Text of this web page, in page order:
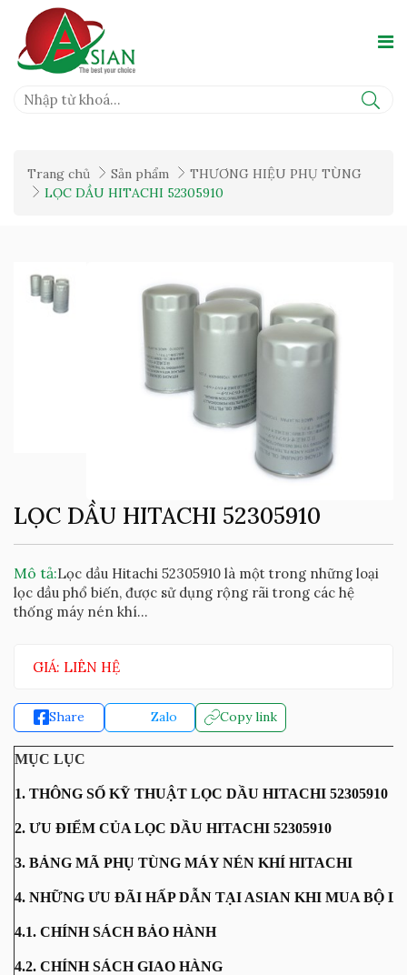
Trang chủ Sản phẩm
THƯƠNG HIỆU PHỤ TÙNG
LỌC DẦU HITACHI 52305910
LỌC DẦU HITACHI 52305910
Mô tả:Lọc dầu Hitachi 52305910 là một trong những loại
lọc dầu phổ biến, được sử dụng rộng rãi trong các hệ
thống máy nén khí...
GIÁ: LIÊN HỆ
Share Zalo Copy link
MỤC LỤC
1. THÔNG SỐ KỸ THUẬT LỌC DẦU HITACHI 52305910
2. ƯU ĐIỂM CỦA LỌC DẦU HITACHI 52305910
3. BẢNG MÃ PHỤ TÙNG MÁY NÉN KHÍ HITACHI
4. NHỮNG ƯU ĐÃI HẤP DẪN TẠI ASIAN KHI MUA BỘ
4.1. CHÍNH SÁCH BẢO HÀNH
4.2. CHÍNH SÁCH GIAO HÀNG